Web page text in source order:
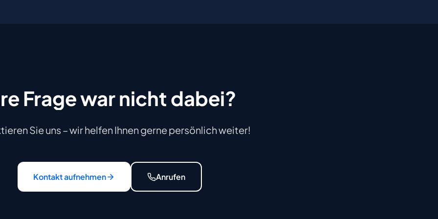
Fragewarnichtdabei?
Sie uns – wir helfen Ihnen gerne persönlich weiter!
Kontakt aufnehmen Anrufen